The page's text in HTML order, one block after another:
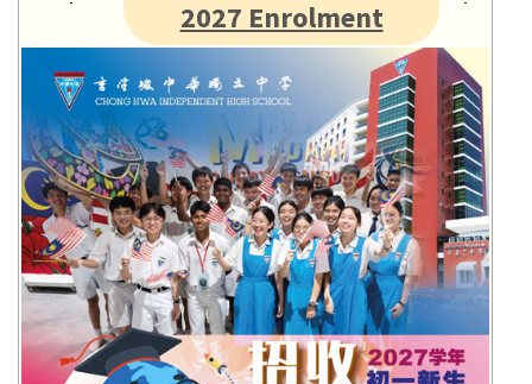
2027 Enrolment